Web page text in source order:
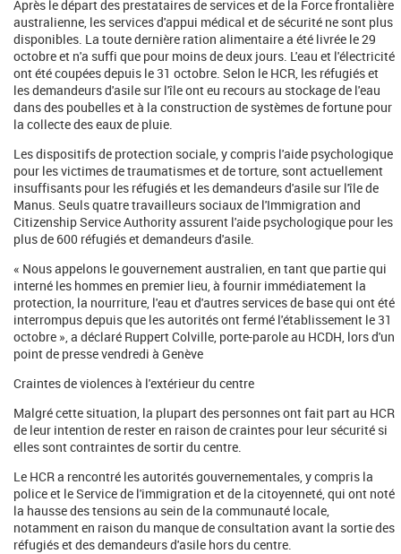
Après le départ des prestataires de services et de la Force frontalière
australienne, les services d'appui médical et de sécurité ne sont plus
disponibles. La toute dernière ration alimentaire a été livrée le 29
octobre et n'a suffi que pour moins de deux jours. L'eau et l'électricité
ont été coupées depuis le 31 octobre. Selon le HCR, les réfugiés et
les demandeurs d'asile sur l'île ont eu recours au stockage de l'eau
dans des poubelles et à la construction de systèmes de fortune pour
la collecte des eaux de pluie.
Les dispositifs de protection sociale, y compris l'aide psychologique
pour les victimes de traumatismes et de torture, sont actuellement
insuffisants pour les réfugiés et les demandeurs d'asile sur l'île de
Manus. Seuls quatre travailleurs sociaux de l'Immigration and
Citizenship Service Authority assurent l'aide psychologique pour les
plus de 600 réfugiés et demandeurs d'asile.
« Nous appelons le gouvernement australien, en tant que partie qui
interné les hommes en premier lieu, à fournir immédiatement la
protection, la nourriture, l'eau et d'autres services de base qui ont été
interrompus depuis que les autorités ont fermé l'établissement le 31
octobre », a déclaré Ruppert Colville, porte-parole au HCDH, lors d'un
point de presse vendredi à Genève
Craintes de violences à l'extérieur du centre
Malgré cette situation, la plupart des personnes ont fait part au HCR
de leur intention de rester en raison de craintes pour leur sécurité si
elles sont contraintes de sortir du centre.
Le HCR a rencontré les autorités gouvernementales, y compris la
police et le Service de l'immigration et de la citoyenneté, qui ont noté
la hausse des tensions au sein de la communauté locale,
notamment en raison du manque de consultation avant la sortie des
réfugiés et des demandeurs d'asile hors du centre.